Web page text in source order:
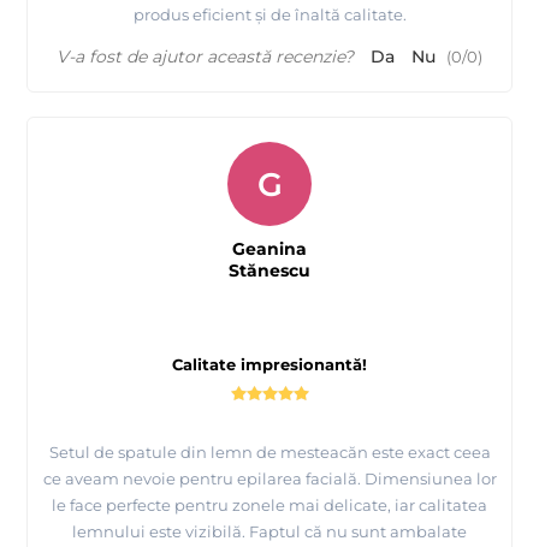
produs eficient și de înaltă calitate.
V-a fost de ajutor această recenzie? Da Nu (0/0)
Calitate impresionantă!
Setul de spatule din lemn de mesteacăn este exact ceea
ce aveam nevoie pentru epilarea facială. Dimensiunea lor
le face perfecte pentru zonele mai delicate, iar calitatea
lemnului este vizibilă. Faptul că nu sunt ambalate
G
Geanina
Stănescu